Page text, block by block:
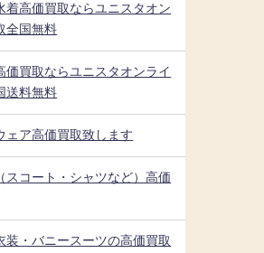
着高価買取ならユニスタオン
全国無料
価買取ならユニスタオンライ
送料無料
ェア高価買取致します
スコート・シャツなど）高価
装・バニースーツの高価買取